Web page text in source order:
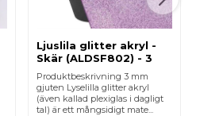
Ljuslila glitter akryl -
Skär (ALDSF802) - 3
mm
Produktbeskrivning 3 mm
gjuten Lyselilla glitter akryl
(även kallad plexiglas i dagligt
tal) är ett mångsidigt mate...